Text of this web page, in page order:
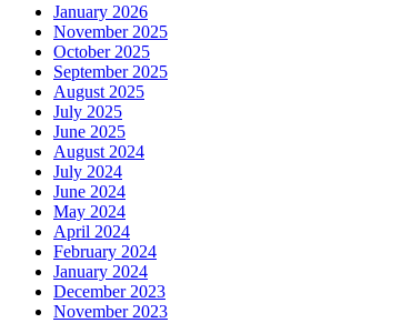
January 2026
November 2025
October 2025
September 2025
August 2025
July 2025
June 2025
August 2024
July 2024
June 2024
May 2024
April 2024
February 2024
January 2024
December 2023
November 2023